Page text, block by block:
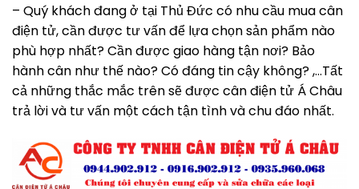
– Quý khách đang ở tại Thủ Đức có nhu cầu mua cân
điện tử, cần được tư vấn để lựa chọn sản phẩm nào
phù hợp nhất? Cần được giao hàng tận nơi? Bảo
hành cân như thế nào? Có đáng tin cậy không? ,…Tất
cả những thắc mắc trên sẽ được cân điện tử Á Châu
trả lời và tư vấn một cách tận tình và chu đáo nhất.